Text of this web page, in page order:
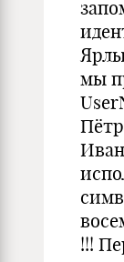
мы
Пётр
!!!